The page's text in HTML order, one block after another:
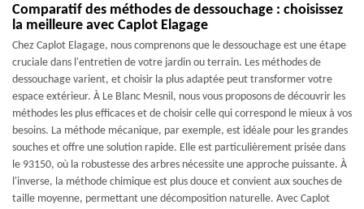
Comparatif des méthodes de dessouchage : choisissez
la meilleure avec Caplot Elagage
Chez Caplot Elagage, nous comprenons que le dessouchage est une étape
cruciale dans l'entretien de votre jardin ou terrain. Les méthodes de
dessouchage varient, et choisir la plus adaptée peut transformer votre
espace extérieur. À Le Blanc Mesnil, nous vous proposons de découvrir les
méthodes les plus efficaces et de choisir celle qui correspond le mieux à vos
besoins. La méthode mécanique, par exemple, est idéale pour les grandes
souches et offre une solution rapide. Elle est particulièrement prisée dans
le 93150, où la robustesse des arbres nécessite une approche puissante. À
l'inverse, la méthode chimique est plus douce et convient aux souches de
taille moyenne, permettant une décomposition naturelle. Avec Caplot